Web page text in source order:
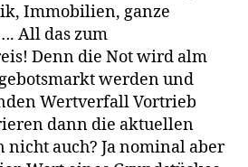
Immobilien, ganze
All das zum
Denn die Not wird alm
werden und
Wertverfall Vortrieb
dann die aktuellen
nicht auch? Ja nominal aber